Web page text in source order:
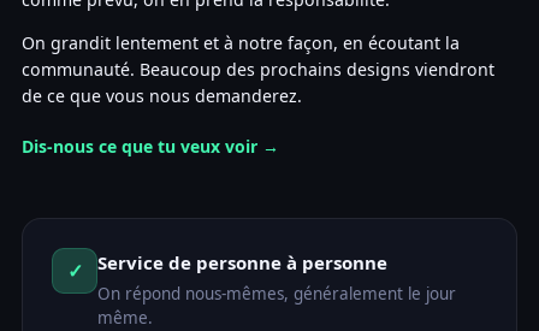
On grandit lentement et à notre façon, en écoutant la
communauté. Beaucoup des prochains designs viendront
de ce que vous nous demanderez.
Dis-nous ce que tu veux voir →
✓ Service de personne à personne
On répond nous-mêmes, généralement le jour
même.